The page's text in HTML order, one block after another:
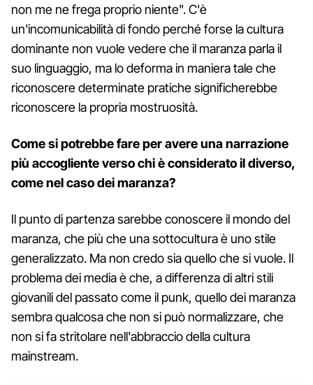
non me ne frega proprio niente". C'è
un'incomunicabilità di fondo perché forse la cultura
dominante non vuole vedere che il maranza parla il
suo linguaggio, ma lo deforma in maniera tale che
riconoscere determinate pratiche significherebbe
riconoscere la propria mostruosità.
Come si potrebbe fare per avere una narrazione
più accogliente verso chi è considerato il diverso,
come nel caso dei maranza?
Il punto di partenza sarebbe conoscere il mondo del
maranza, che più che una sottocultura è uno stile
generalizzato. Ma non credo sia quello che si vuole. Il
problema dei media è che, a differenza di altri stili
giovanili del passato come il punk, quello dei maranza
sembra qualcosa che non si può normalizzare, che
non si fa stritolare nell'abbraccio della cultura
mainstream.